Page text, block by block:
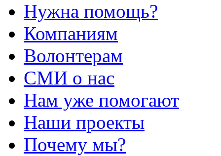
Нужна помощь?
Компаниям
Волонтерам
СМИ о нас
Нам уже помогают
Наши проекты
Почему мы?